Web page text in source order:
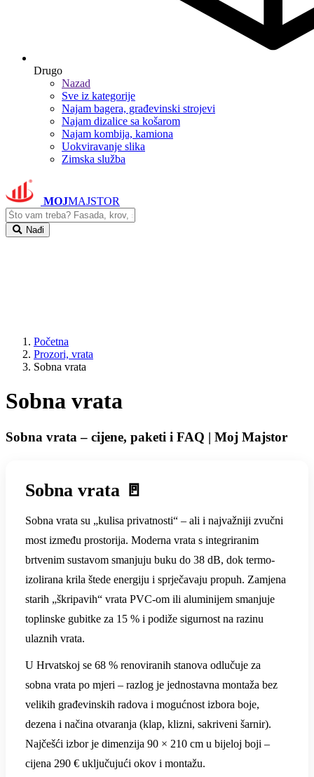
Drugo
Nazad
Sve iz kategorije
Najam bagera, građevinski strojevi
Najam dizalice sa košarom
Najam kombija, kamiona
Uokviravanje slika
Zimska služba
MOJMAJSTOR
Nađi
Početna
Prozori, vrata
Sobna vrata
Sobna vrata
Sobna vrata – cijene, paketi i FAQ | Moj Majstor
Sobna vrata 🚪
Sobna vrata su „kulisa privatnosti“ – ali i najvažniji zvučni
most između prostorija. Moderna vrata s integriranim
brtvenim sustavom smanjuju buku do 38 dB, dok termo-
izolirana krila štede energiju i sprječavaju propuh. Zamjena
starih „škripavih“ vrata PVC-om ili aluminijem smanjuje
toplinske gubitke za 15 % i podiže sigurnost na razinu
ulaznih vrata.
U Hrvatskoj se 68 % renoviranih stanova odlučuje za
sobna vrata po mjeri – razlog je jednostavna montaža bez
velikih građevinskih radova i mogućnost izbora boje,
dezena i načina otvaranja (klap, klizni, sakriveni šarnir).
Najčešći izbor je dimenzija 90 × 210 cm u bijeloj boji –
cijena 290 € uključujući okov i montažu.